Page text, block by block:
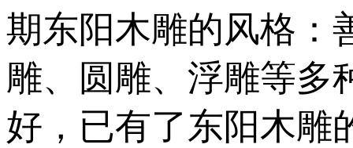
期东阳木雕的风格：
雕、圆雕、浮雕等多
好，已有了东阳木